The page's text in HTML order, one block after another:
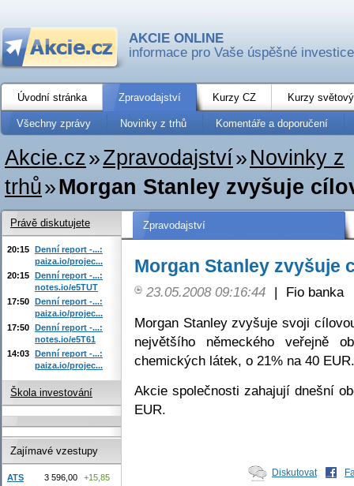
AKCIE ONLINE
informace pro Vaše úspěšné investice
Úvodní stránka Zpravodajství Kurzy CZ Kurzy
Všechny zprávy Novinky z trhů Komentáře a doporučení
Akcie.cz»Zpravodajství» Novinky z
trhů»Morgan Stanley zvyšuje
Zpravodajství
Morgan Stanley zvyšuje
23.05.2008 09:16:44 |
Fio banka
Morgan Stanley zvyšuje svoji
největšího německého veřejně
chemických látek, o 21% na 40 EUR.
Akcie společnosti zahajují dnešní
EUR.
Diskutovat
Právě diskutujete
20:15 Denní report -...:
paiza.io/projec...
20:15 Denní report -...:
notes.io/e5TUT
17:50 Denní report -...:
paiza.io/projec...
17:50 Denní report -...:
notes.io/e5T61
14:03 Denní report -...:
paiza.io/projec...
Škola investování
Zajímavé vzestupy
ATS 3 596,00
+15,85